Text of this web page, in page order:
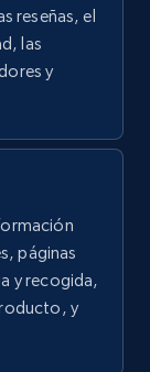
reseñas, el
las
y
páginas
y recogida,
y